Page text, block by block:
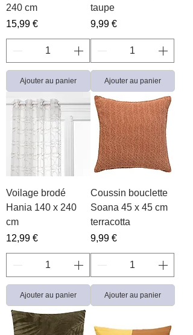
240 cm
Prix
15,99 €
Ajouter au panier
taupe
Prix
9,99 €
Ajouter au panier
Voilage brodé
Hania 140 x 240
cm
Prix
12,99 €
Ajouter au panier
Coussin bouclette
Soana 45 x 45 cm
terracotta
Prix
9,99 €
Ajouter au panier